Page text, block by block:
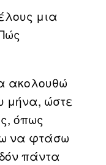
μια
ακολουθώ
μήνα, ώστε
όπως
να φτάσω
πάντα